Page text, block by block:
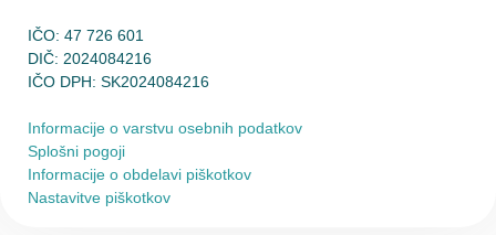
IČO: 47 726 601
DIČ: 2024084216
IČO DPH: SK2024084216
Informacije o varstvu osebnih podatkov
Splošni pogoji
Informacije o obdelavi piškotkov
Nastavitve piškotkov